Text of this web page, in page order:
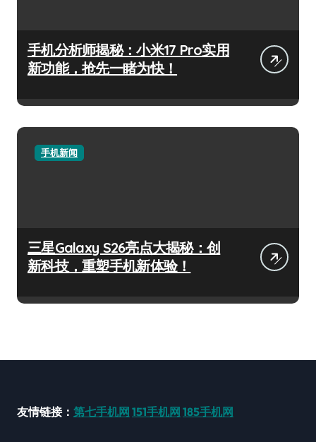
手机分析师揭秘：小米17 Pro实用
新功能，抢先一睹为快！
手机新闻
三星Galaxy S26亮点大揭秘：创
新科技，重塑手机新体验！
友情链接： 第七手机网 151手机网 185手机网